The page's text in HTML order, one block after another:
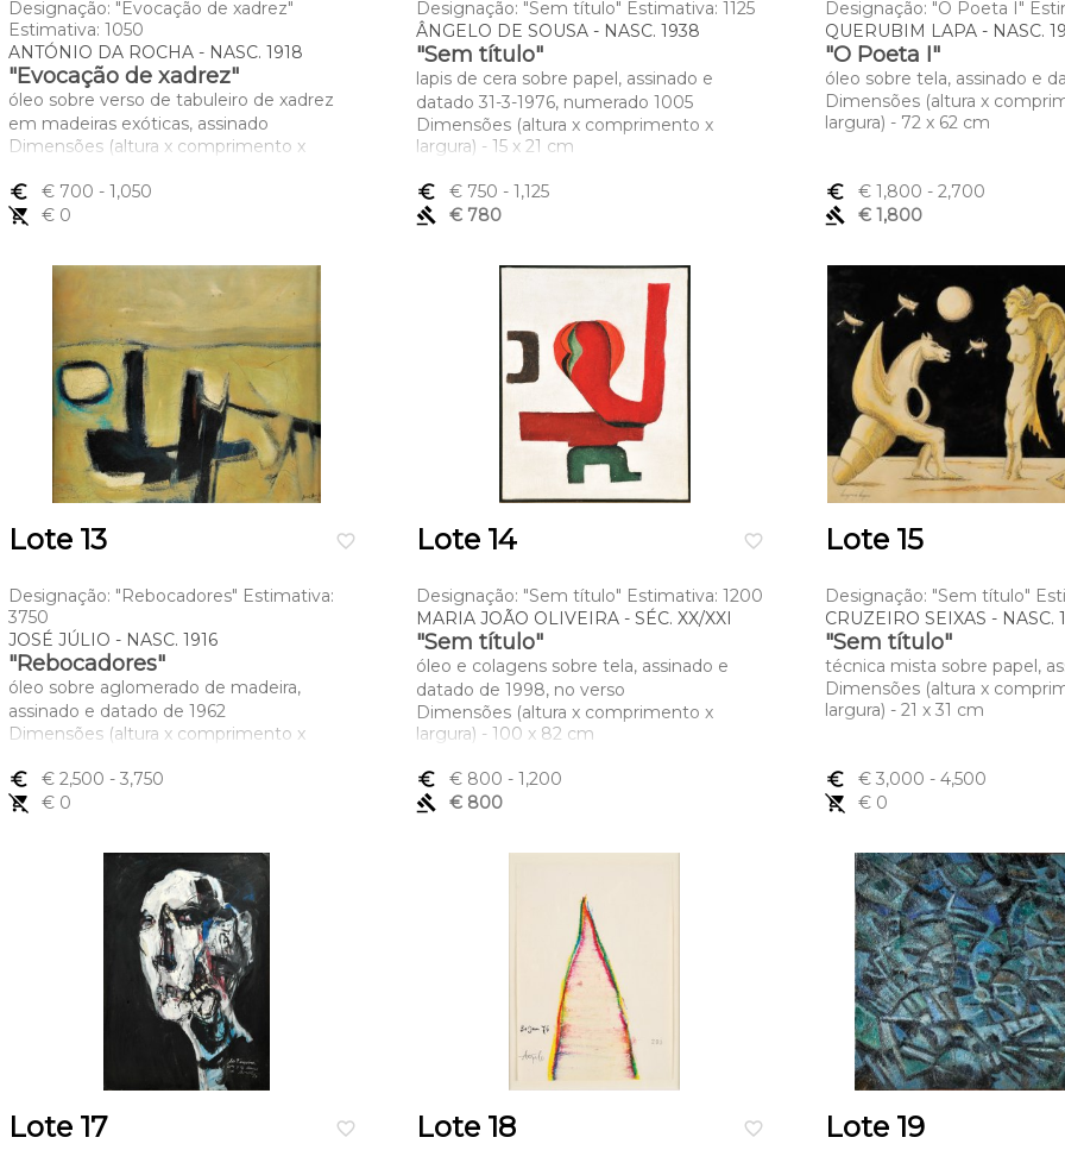
Designação: "Evocação de xadrez"
Estimativa: 1050
ANTÓNIO DA ROCHA - NASC. 1918
"Evocação de xadrez"
óleo sobre verso de tabuleiro de xadrez
em madeiras exóticas, assinado
Dimensões (altura x comprimento x
euro_symbol
€ 700 - 1,050
remove_shopping_cart
€ 0
Designação: "Sem título" Estimativa: 1125
ÂNGELO DE SOUSA - NASC. 1938
"Sem título"
lapis de cera sobre papel, assinado e
datado 31-3-1976, numerado 1005
Dimensões (altura x comprimento x
largura) - 15 x 21 cm
euro_symbol € 750 - 1,125
gavel
€ 780
Designação: "O Poeta I"
QUERUBIM LAPA - NASC.
"O Poeta I"
óleo sobre tela, assinado e
Dimensões (altura x
largura) - 72 x 62 cm
euro_symbol € 1,800 - 2,700
gavel
€ 1,800
favorite_border
Lote 13
Designação: "Rebocadores" Estimativa:
3750
JOSÉ JÚLIO - NASC. 1916
"Rebocadores"
óleo sobre aglomerado de madeira,
assinado e datado de 1962
Dimensões (altura x comprimento x
euro_symbol
€ 2,500 - 3,750
remove_shopping_cart
€ 0
favorite_border
Lote 14
Designação: "Sem título" Estimativa: 1200
MARIA JOÃO OLIVEIRA - SÉC. XX/XXI
"Sem título"
óleo e colagens sobre tela, assinado e
datado de 1998, no verso
Dimensões (altura x comprimento x
largura) - 100 x 82 cm
euro_symbol € 800 - 1,200
gavel
€ 800
Lote 15
Designação: "Sem título"
CRUZEIRO SEIXAS - NASC.
"Sem título"
técnica mista sobre papel,
Dimensões (altura x
largura) - 21 x 31 cm
euro_symbol € 3,000 - 4,500
remove_shopping_cart
€ 0
favorite_border
Lote 17 favorite_border
Lote 18 Lote 19